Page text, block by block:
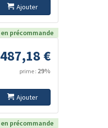
Ajouter
en précommande
487,18 €
prime : 29%
Ajouter
en précommande